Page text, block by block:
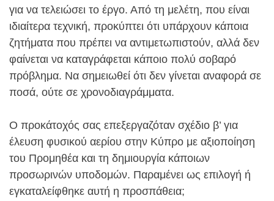
για να τελειώσει το έργο. Από τη μελέτη, που είναι
ιδιαίτερα τεχνική, προκύπτει ότι υπάρχουν κάποια
ζητήματα που πρέπει να αντιμετωπιστούν, αλλά δεν
φαίνεται να καταγράφεται κάποιο πολύ σοβαρό
πρόβλημα. Να σημειωθεί ότι δεν γίνεται αναφορά σε
ποσά, ούτε σε χρονοδιαγράμματα.
Ο προκάτοχός σας επεξεργαζόταν σχέδιο β’ για
έλευση φυσικού αερίου στην Κύπρο με αξιοποίηση
του Προμηθέα και τη δημιουργία κάποιων
προσωρινών υποδομών. Παραμένει ως επιλογή ή
εγκαταλείφθηκε αυτή η προσπάθεια;